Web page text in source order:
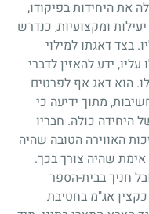
את היחידות בפיקודו,
ומקצועיות, כנדרש
בצד דאגתו למילוי
ידע להאזין לדברי
הוא דאג אף לפרטים
מתוך ידיעה כי
כולה. חבריו
האווירה הטובה שהיה
אימת שהיה צורך בכך.
חניך בבית-הספר
כקצין אג"מ בחטיבת